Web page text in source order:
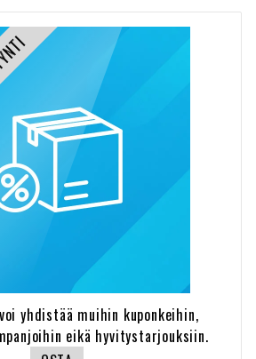
yhdistää muihin kuponkeihin,
eikä hyvitystarjouksiin.